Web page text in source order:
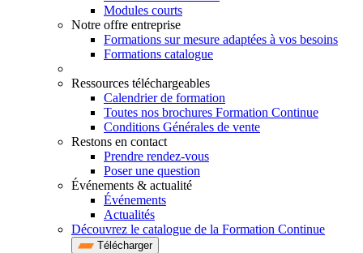
Modules courts
Notre offre entreprise
Formations sur mesure adaptées à vos besoins
Formations catalogue
Ressources téléchargeables
Calendrier de formation
Toutes nos brochures Formation Continue
Conditions Générales de vente
Restons en contact
Prendre rendez-vous
Poser une question
Événements & actualité
Événements
Actualités
Découvrez le catalogue de la Formation Continue
Télécharger